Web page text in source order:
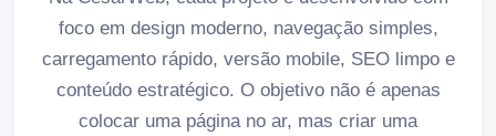
foco em design moderno, navegação simples,
carregamento rápido, versão mobile, SEO limpo e
conteúdo estratégico. O objetivo não é apenas
colocar uma página no ar, mas criar uma